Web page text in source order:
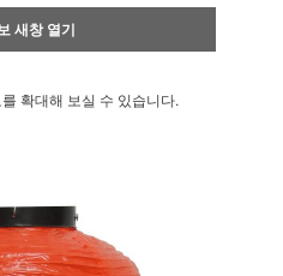
새창 열기
확대해 보실 수 있습니다.